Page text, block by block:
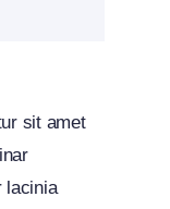
sit amet
lacinia